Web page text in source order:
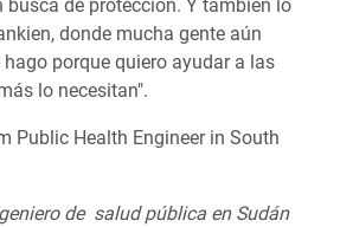
busca de protección. Y también lo
donde mucha gente aún
porque quiero ayudar a las
lo necesitan".
de salud pública en Sudán